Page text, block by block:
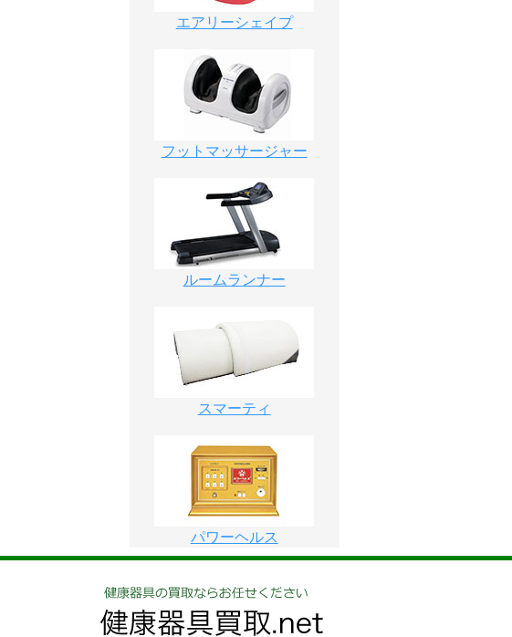
エアリーシェイプ
フットマッサージャー
ルームランナー
スマーティ
パワーヘルス